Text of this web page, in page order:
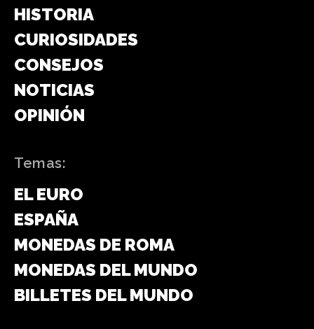
HISTORIA
CURIOSIDADES
CONSEJOS
NOTICIAS
OPINIÓN
Temas:
EL EURO
ESPAÑA
MONEDAS DE ROMA
MONEDAS DEL MUNDO
BILLETES DEL MUNDO